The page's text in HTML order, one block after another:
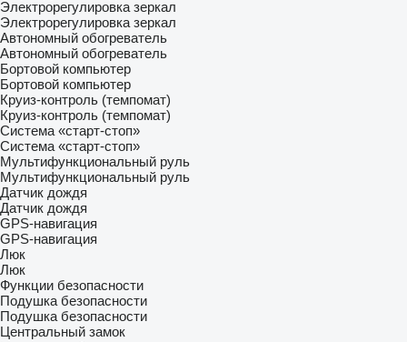
Электрорегулировка зеркал
Электрорегулировка зеркал
Автономный обогреватель
Автономный обогреватель
Бортовой компьютер
Бортовой компьютер
Круиз-контроль (темпомат)
Круиз-контроль (темпомат)
Система «старт-стоп»
Система «старт-стоп»
Мультифункциональный руль
Мультифункциональный руль
Датчик дождя
Датчик дождя
GPS-навигация
GPS-навигация
Люк
Люк
Функции безопасности
Подушка безопасности
Подушка безопасности
Центральный замок